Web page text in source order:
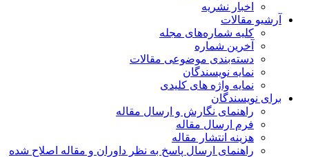
اخبار نشریه
آرشیو مقالات
کلیه شماره‌های مجله
آخرین شماره
دسته‌بندی موضوعی مقالات
نمایه نویسندگان
نمایه واژه های کلیدی
برای نویسندگان
راهنمای نگارش و ارسال مقاله
فرم ارسال مقاله
هزینه انتشار مقاله
راهنمای ارسال پاسخ به نظر داوران و مقاله اصلاح شده